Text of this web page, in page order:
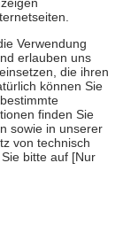
Gesundheit zu
unterstützen,
18. Lebensjahr
die von der